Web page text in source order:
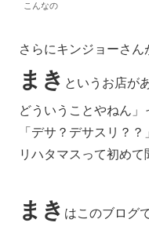
こんなの
さらにキンジョーさ
まき というお店が
どういうことやねん」
「デサ？デサスリ？
リハタマスって初め
まき はこのブログ